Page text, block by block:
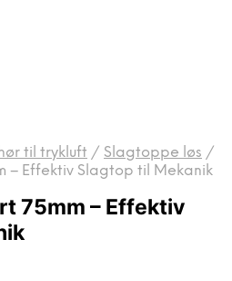
til trykluft / Slagtoppe løs /
– Effektiv Slagtop til Mekanik
75mm – Effektiv